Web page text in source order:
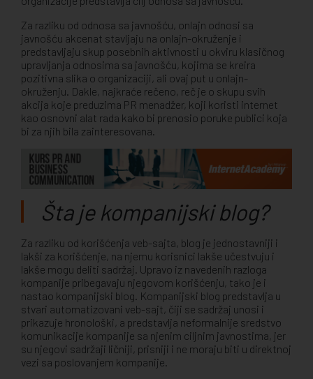
Za razliku od odnosa sa javnošću, onlajn odnosi sa
javnošću akcenat stavljaju na onlajn-okruženje i
predstavljaju skup posebnih aktivnosti u okviru klasičnog
upravljanja odnosima sa javnošću, kojima se kreira
pozitivna slika o organizaciji, ali ovaj put u onlajn-
okruženju. Dakle, najkraće rečeno, reč je o skupu svih
akcija koje preduzima PR menadžer, koji koristi internet
kao osnovni alat rada kako bi prenosio poruke publici koja
bi za njih bila zainteresovana.
Šta je kompanijski blog?
Za razliku od korišćenja veb-sajta, blog je jednostavniji i
lakši za korišćenje, na njemu korisnici lakše učestvuju i
lakše mogu deliti sadržaj. Upravo iz navedenih razloga
kompanije pribegavaju njegovom korišćenju, tako je i
nastao kompanijski blog. Kompanijski blog predstavlja u
stvari automatizovani veb-sajt, čiji se sadržaj unosi i
prikazuje hronološki, a predstavlja neformalnije sredstvo
komunikacije kompanije sa njenim ciljnim javnostima, jer
su njegovi sadržaji ličniji, prisniji i ne moraju biti u direktnoj
vezi sa poslovanjem kompanije.